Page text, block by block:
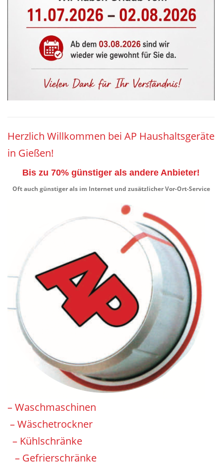
Herzlich Willkommen bei AP Haushaltsgeräte
in Gießen!
Bis zu 70% günstiger als andere Anbieter!
Oft auch günstiger als im Internet und zusätzlicher Vor-Ort-Service
– Waschmaschinen
– Wäschetrockner
– Kühlschränke
– Gefrierschränke